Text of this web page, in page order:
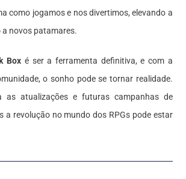
como jogamos e nos divertimos, elevando a
a novos patamares.
Box é ser a ferramenta definitiva, e com a
o sonho pode se tornar realidade.
as atualizações e futuras campanhas de
a revolução no mundo dos RPGs pode estar